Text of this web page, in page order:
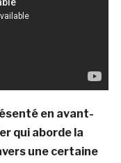
en avant-
qui aborde la
une certaine